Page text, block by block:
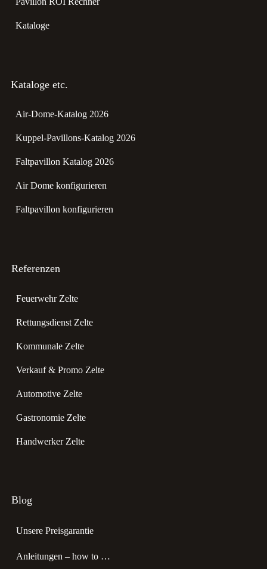
Kataloge
Kataloge etc.
Air-Dome-Katalog 2026
Kuppel-Pavillons-Katalog 2026
Faltpavillon Katalog 2026
Air Dome konfigurieren
Faltpavillon konfigurieren
Referenzen
Feuerwehr Zelte
Rettungsdienst Zelte
Kommunale Zelte
Verkauf & Promo Zelte
Automotive Zelte
Gastronomie Zelte
Handwerker Zelte
Blog
Unsere Preisgarantie
Anleitungen – how to …